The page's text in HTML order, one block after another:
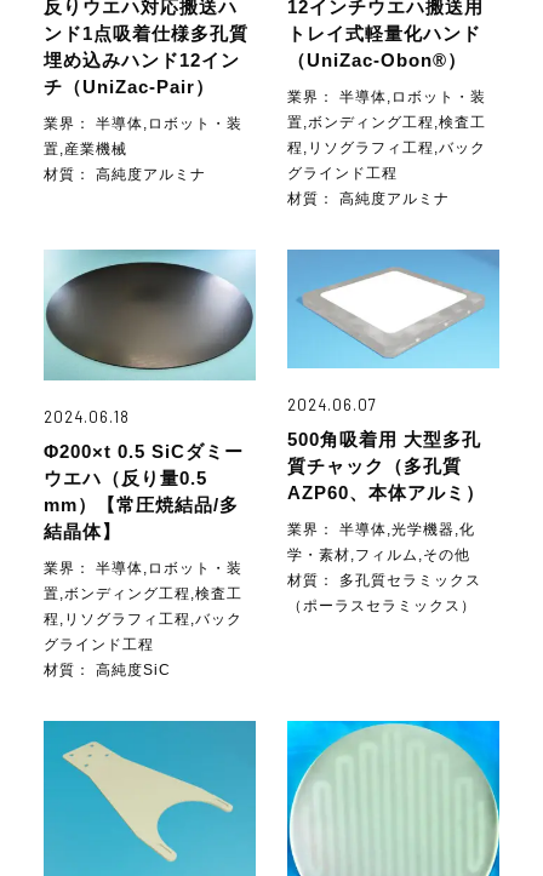
反りウエハ対応搬送ハ
ンド1点吸着仕様多孔質
埋め込みハンド12イン
チ（UniZac-Pair）
業界： 半導体,ロボット・装
置,産業機械
材質： 高純度アルミナ
12インチウエハ搬送用
トレイ式軽量化ハンド
（UniZac-Obon®）
業界：半導体,ロボット・装
置,ボンディング工程,検査工
程,リソグラフィ工程,バック
グラインド工程
材質：高純度アルミナ
2024.06.18
Φ200×t 0.5 SiCダミー
ウエハ（反り量0.5
mm）【常圧焼結品/多
結晶体】
業界： 半導体,ロボット・装
置,ボンディング工程,検査工
程,リソグラフィ工程,バック
グラインド工程
材質： 高純度SiC
2024.06.07
500角吸着用 大型多孔
質チャック（多孔質
AZP60、本体アルミ）
業界：半導体,光学機器,化
学・素材,フィルム,その他
材質： 多孔質セラミックス
（ポーラスセラミックス）